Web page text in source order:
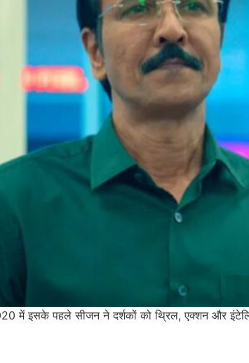
में इसके पहले सीजन ने दर्शकों को थ्रिल, एक्शन और